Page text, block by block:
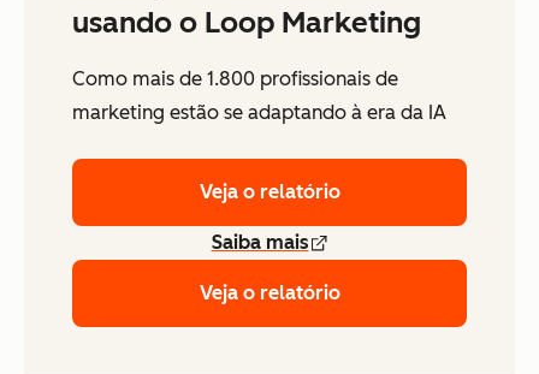
usando o Loop Marketing
Como mais de 1.800 profissionais de
marketing estão se adaptando à era da IA
Veja o relatório
Saiba mais
Veja o relatório